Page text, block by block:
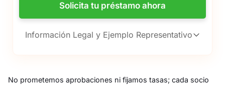
Solicita tu préstamo ahora
Información Legal y Ejemplo Representativo
No prometemos aprobaciones ni fijamos tasas; cada socio